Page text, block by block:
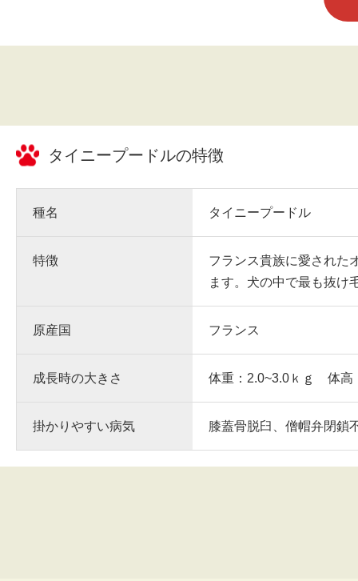
り、余計に目をひかれました。
タイニープードルの特徴
種名 タイニープードル
特徴
フランス貴族に愛された
ます。犬の中で最も抜け
原産国 フランス
成長時の大きさ 体重：2.0~3.0ｋｇ 体高
掛かりやすい病気 膝蓋骨脱臼、僧帽弁閉鎖